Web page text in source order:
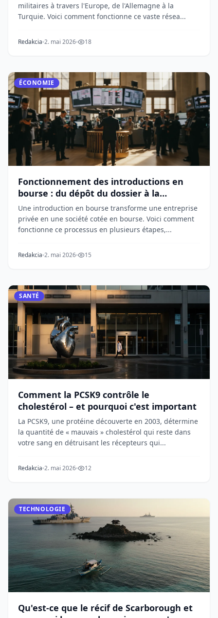
militaires à travers l'Europe, de l'Allemagne à la
Turquie. Voici comment fonctionne ce vaste résea...
Redakcia 2. mai 2026 18
ÉCONOMIE
Fonctionnement des introductions en
bourse : du dépôt du dossier à la
première transaction
Une introduction en bourse transforme une entreprise
privée en une société cotée en bourse. Voici comment
fonctionne ce processus en plusieurs étapes,...
Redakcia 2. mai 2026 15
SANTÉ
Comment la PCSK9 contrôle le
cholestérol – et pourquoi c'est important
La PCSK9, une protéine découverte en 2003, détermine
la quantité de « mauvais » cholestérol qui reste dans
votre sang en détruisant les récepteurs qui...
Redakcia 2. mai 2026 12
TECHNOLOGIE
Qu'est-ce que le récif de Scarborough et